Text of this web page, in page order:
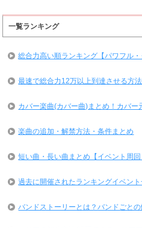
一覧ランキング
総合力高い順ランキング【パワフル
最速で総合力12万以上到達させる方
カバー楽曲(カバー曲)まとめ！カバー
楽曲の追加・解禁方法・条件まとめ
短い曲・長い曲まとめ【イベント周回
過去に開催されたランキングイベン
バンドストーリーとは？バンドごと